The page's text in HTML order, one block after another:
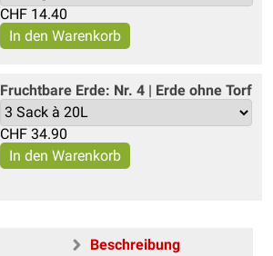
CHF 14.40
Fruchtbare Erde: Nr. 4 | Erde ohne Torf
CHF 34.90
Beschreibung